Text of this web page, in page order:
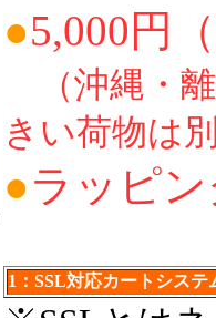
●5,000円
（沖縄・
きい荷物は
●ラッピ
1：SSL対応カートシステ